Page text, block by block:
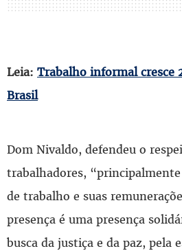
Leia: Trabalho informal cresce
Brasil
Dom Nivaldo, defendeu o
trabalhadores,
de trabalho e suas
presença é uma presença
busca da justiça e da paz, pela